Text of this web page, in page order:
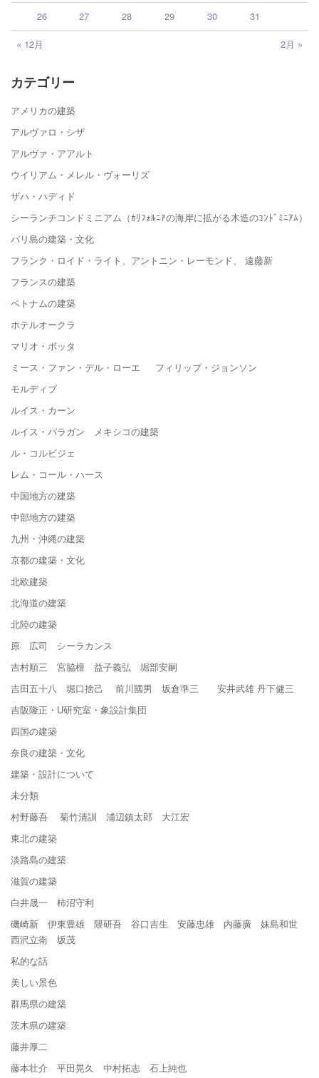
« 12月 2月 »
26 27 28 29 30 31
カテゴリー
アメリカの建築
アルヴァロ・シザ
アルヴァ・アアルト
ウイリアム・メレル・ヴォーリズ
ザハ・ハディド
シーランチコンドミニアム（ｶﾘﾌｫﾙﾆｱの海岸に拡がる木造のｺﾝﾄﾞﾐﾆｱﾑ）
バリ島の建築・文化
フランク・ロイド・ライト、アントニン・レーモンド、 遠藤新
フランスの建築
ベトナムの建築
ホテルオークラ
マリオ・ボッタ
ミース・ファン・デル・ローエ フィリップ・ジョンソン
モルディブ
ルイス・カーン
ルイス・バラガン メキシコの建築
ル・コルビジェ
レム・コール・ハース
中国地方の建築
中部地方の建築
九州・沖縄の建築
京都の建築・文化
北欧建築
北海道の建築
北陸の建築
原 広司 シーラカンス
吉村順三 宮脇檀 益子義弘 堀部安嗣
吉田五十八 堀口捨己 前川國男 坂倉準三 安井武雄 丹下健三
吉阪隆正・U研究室・象設計集団
四国の建築
奈良の建築・文化
建築・設計について
未分類
村野藤吾 菊竹清訓 浦辺鎮太郎 大江宏
東北の建築
淡路島の建築
滋賀の建築
白井晟一 柿沼守利
磯崎新 伊東豊雄 隈研吾 谷口吉生 安藤忠雄 内藤廣 妹島和世
西沢立衛 坂茂
私的な話
美しい景色
群馬県の建築
茨木県の建築
藤井厚二
藤本壮介 平田晃久 中村拓志 石上純也